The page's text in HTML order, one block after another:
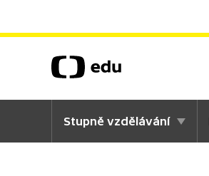
Stupně vzdělávání